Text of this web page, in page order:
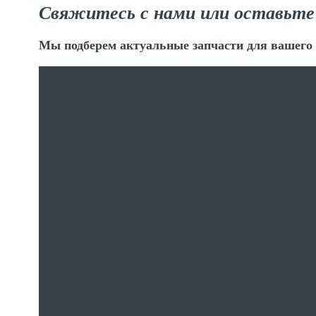
Свяжитесь с нами или оставьте
Мы подберем актуальные запчасти для вашего